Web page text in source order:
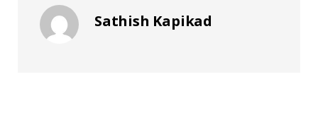
Sathish Kapikad